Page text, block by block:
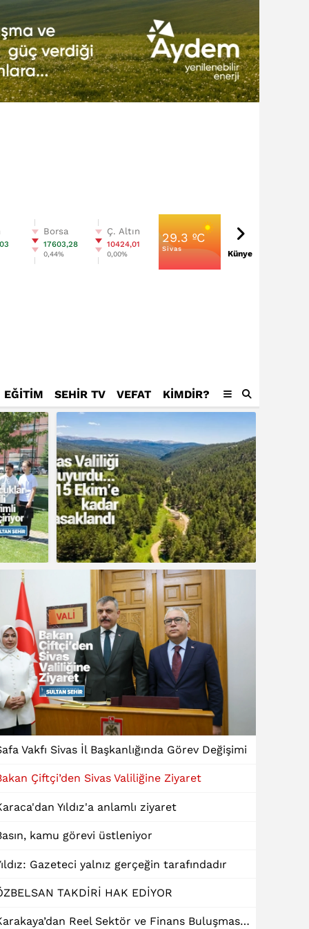
Borsa
17603,28
0,44%
Ç. Altın
10424,01
0,00%
29.3 ºC
Sivas
Künye
EĞİTİM SEHİR TV VEFAT KIMDIR?
Vakfı Sivas İl Başkanlığında Görev Değişimi
Çiftçi’den Sivas Valiliğine Ziyaret
Yıldız'a anlamlı ziyaret
kamu görevi üstleniyor
Gazeteci yalnız gerçeğin tarafındadır
TAKDİRİ HAK EDİYOR
Karakaya’dan Reel Sektör ve Finans Buluşmasında "Dinamik Kredi" Talebi